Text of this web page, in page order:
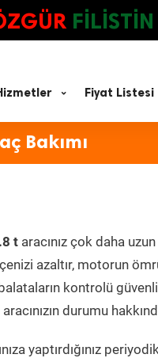
FİLİSTİN
Fiyat Listesi
Bakımı
t aracınız çok daha
azaltır, motorun
kontrolü güvenli
durumu
yaptırdığınız